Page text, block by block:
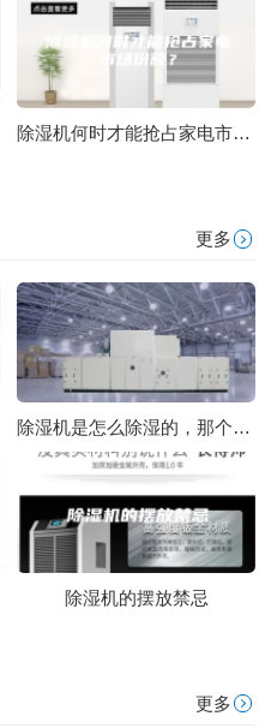
除湿机何时才能抢占家电市场份额？
更多
除湿机是怎么除湿的，那个除湿机品牌比较好？
除湿机的摆放禁忌
更多